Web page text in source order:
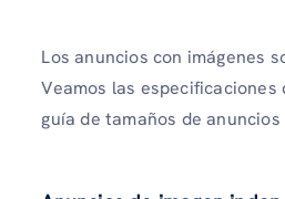
Los anuncios con imágenes
Veamos las
guía de tamaños de